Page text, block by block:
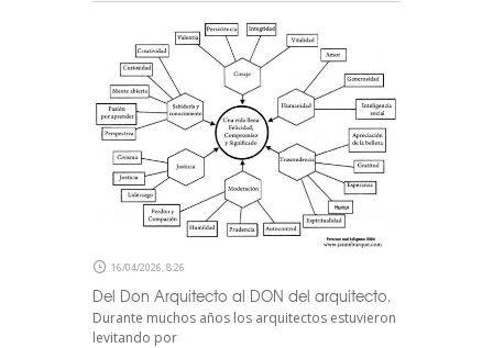
16/04/2026, 8:26
Del Don Arquitecto al DON del arquitecto.
Durante muchos años los arquitectos estuvieron
levitando por